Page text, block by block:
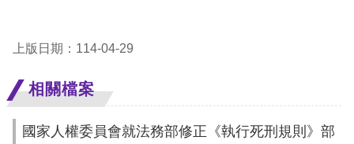
情
訴
人
上版日期：114-04-29
相關檔案
國家人權委員會就法務部修正《執行死刑規則》部